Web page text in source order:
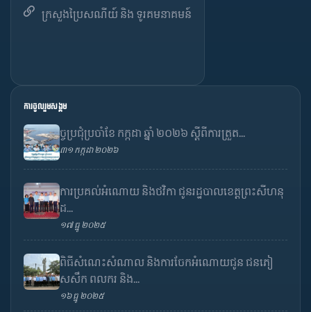
ក្រសួងប្រៃសណីយ៍ និង ទូរគមនាគមន៍
ការចូលរួមសង្គម
ច្ចប្រជុំប្រចាំខែ កក្កដា ឆ្នាំ ២០២៦ ស្តីពីការត្រួត...
៣១ កក្កដា ២០២៦
ការប្រគល់អំណោយ និងថវិកា ជូនរដ្ឋបាលខេត្តព្រះសីហនុ
ដ...
១៧ ធ្នូ ២០២៥
ពិធីសំណេះសំណាល និងការចែកអំណោយជូន ជនភៀ
សសឹក ពលករ និង...
១៦ ធ្នូ ២០២៥